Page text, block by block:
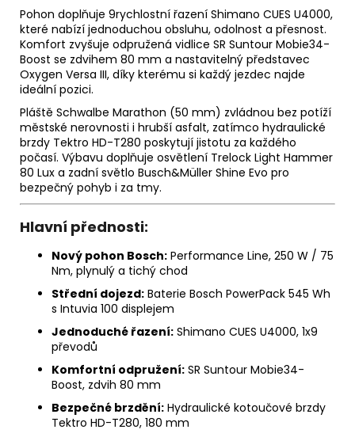
Pohon doplňuje 9rychlostní řazení Shimano CUES U4000,
které nabízí jednoduchou obsluhu, odolnost a přesnost.
Komfort zvyšuje odpružená vidlice SR Suntour Mobie34-
Boost se zdvihem 80 mm a nastavitelný představec
Oxygen Versa III, díky kterému si každý jezdec najde
ideální pozici.
Pláště Schwalbe Marathon (50 mm) zvládnou bez potíží
městské nerovnosti i hrubší asfalt, zatímco hydraulické
brzdy Tektro HD-T280 poskytují jistotu za každého
počasí. Výbavu doplňuje osvětlení Trelock Light Hammer
80 Lux a zadní světlo Busch&Müller Shine Evo pro
bezpečný pohyb i za tmy.
Hlavní přednosti:
Nový pohon Bosch: Performance Line, 250 W / 75
Nm, plynulý a tichý chod
Střední dojezd: Baterie Bosch PowerPack 545 Wh
s Intuvia 100 displejem
Jednoduché řazení: Shimano CUES U4000, 1x9
převodů
Komfortní odpružení: SR Suntour Mobie34-
Boost, zdvih 80 mm
Bezpečné brzdění: Hydraulické kotoučové brzdy
Tektro HD-T280, 180 mm